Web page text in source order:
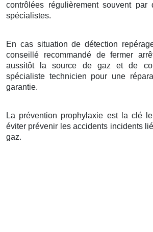
contrôlées régulièrement souvent par
spécialistes.
En cas situation de détection
conseillé recommandé de fermer
aussitôt la source de gaz et de
spécialiste technicien pour une
garantie.
La prévention prophylaxie est la clé
éviter prévenir les accidents incidents
gaz.